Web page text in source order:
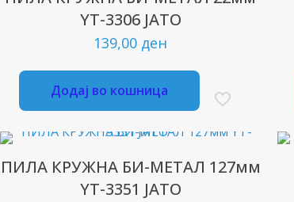
YT-3306 ЈАТО
139,00 ден
Додај во кошница
ПИЛА КРУЖНА БИ-МЕТАЛ 127мм
YT-3351 ЈАТО